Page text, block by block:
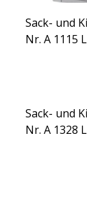
Sack- und
Nr. A 1115 L
Sack- und
Nr. A 1328 L